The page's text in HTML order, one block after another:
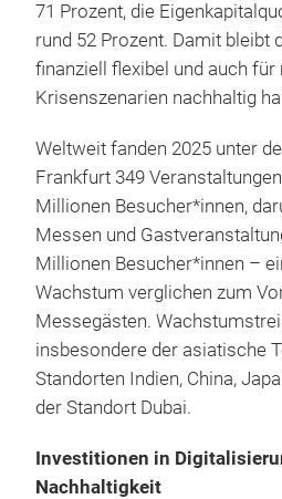
71 Prozent, die
rund 52 Prozent. Damit bleibt
finanziell flexibel und auch
Krisenszenarien nachhaltig
Weltweit fanden 2025 unter
Frankfurt 349
Millionen Besucher*innen,
Messen und
Millionen Besucher*innen –
Wachstum verglichen zum
Messegästen.
insbesondere der asiatische
Standorten Indien, China,
der Standort Dubai.
Investitionen in
Nachhaltigkeit